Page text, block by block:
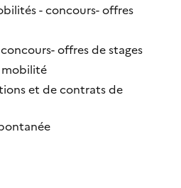
- concours- offres
offres de stages
mobilité
et de contrats de